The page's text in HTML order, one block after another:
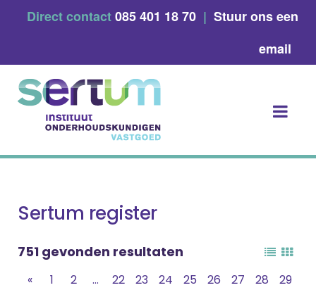
Direct contact085 401 18 70 | Stuur ons een
email
Sertum register
751 gevonden resultaten
« 1 2 ... 22 23 24 25 26 27 28
29